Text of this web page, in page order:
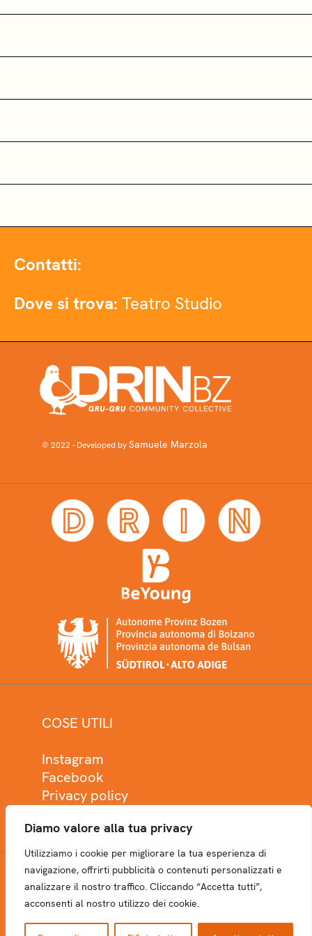
Diamo valore alla tua privacy
Utilizziamo i cookie per migliorare la tua esperienza di
navigazione, offrirti pubblicità o contenuti personalizzati e
analizzare il nostro traffico. Cliccando “Accetta tutti”,
acconsenti al nostro utilizzo dei cookie.
Contatti:
Dove si trova: Teatro Studio
© 2022 - Developed bySamuele Marzola
COSE UTILI
Instagram
Facebook
Privacy policy
NEWSLETTER